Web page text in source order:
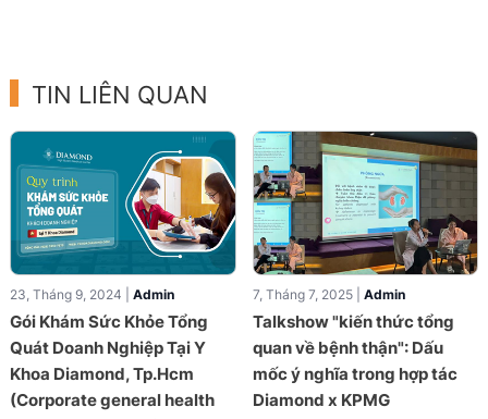
TIN LIÊN QUAN
23, Tháng 9, 2024 | Admin
Gói Khám Sức Khỏe Tổng
Quát Doanh Nghiệp Tại Y
Khoa Diamond, Tp.Hcm
(Corporate general health
7, Tháng 7, 2025 | Admin
Talkshow "kiến thức tổng
quan về bệnh thận": Dấu
mốc ý nghĩa trong hợp tác
Diamond x KPMG